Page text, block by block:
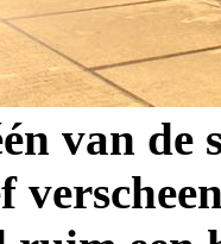
van de